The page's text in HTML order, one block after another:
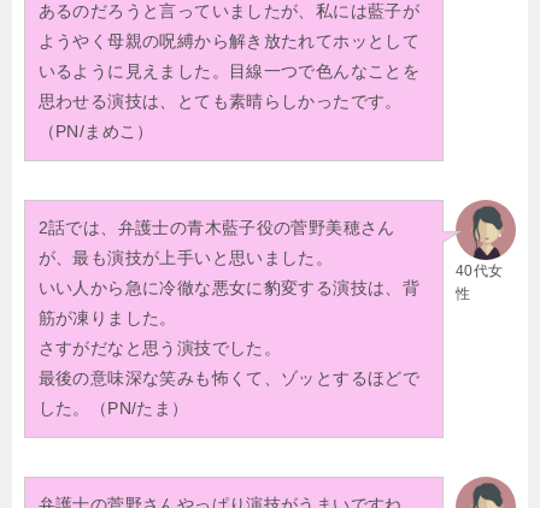
あるのだろうと言っていましたが、私には藍子が
ようやく母親の呪縛から解き放たれてホッとして
いるように見えました。目線一つで色んなことを
思わせる演技は、とても素晴らしかったです。
（PN/まめこ）
40代女
性
2話では、弁護士の青木藍子役の菅野美穂さん
が、最も演技が上手いと思いました。
いい人から急に冷徹な悪女に豹変する演技は、背
筋が凍りました。
さすがだなと思う演技でした。
最後の意味深な笑みも怖くて、ゾッとするほどで
した。（PN/たま）